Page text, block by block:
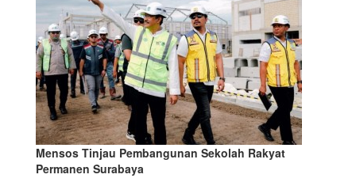
Mensos Tinjau Pembangunan Sekolah Rakyat
Permanen Surabaya